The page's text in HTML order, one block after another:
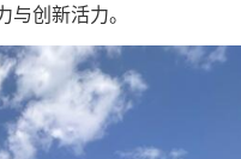
创新活力。